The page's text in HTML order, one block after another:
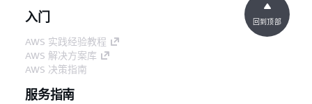
入门
AWS 实践经验教程
AWS 解决方案库
AWS 决策指南
服务指南
回到顶部